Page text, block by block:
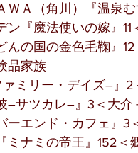
Ａ（角川）『温泉む
『魔法使いの嫁』11
の国の金色毛鞠』12
品家族
リー・デイズ―』2
ツカレ―』3＜大介
エンド・カフェ』3
ナミの帝王』152＜